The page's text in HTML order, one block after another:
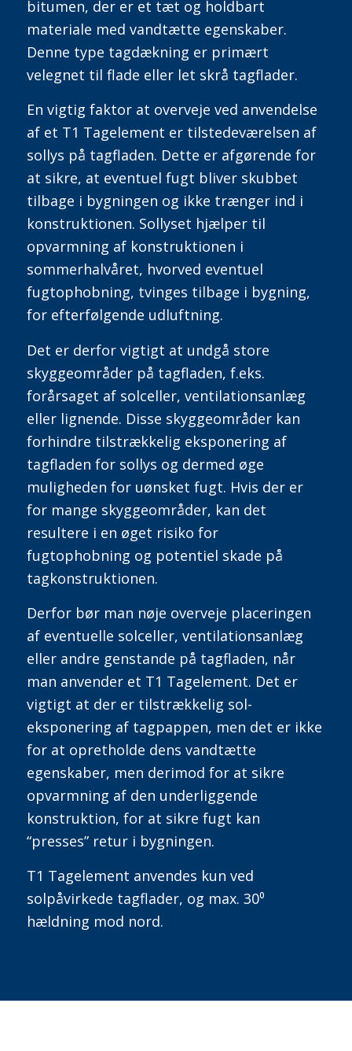
bitumen, der er et tæt og holdbart
materiale med vandtætte egenskaber.
Denne type tagdækning er primært
velegnet til flade eller let skrå tagflader.
En vigtig faktor at overveje ved anvendelse
af et T1 Tagelement er tilstedeværelsen af
sollys på tagfladen. Dette er afgørende for
at sikre, at eventuel fugt bliver skubbet
tilbage i bygningen og ikke trænger ind i
konstruktionen. Sollyset hjælper til
opvarmning af konstruktionen i
sommerhalvåret, hvorved eventuel
fugtophobning, tvinges tilbage i bygning,
for efterfølgende udluftning.
Det er derfor vigtigt at undgå store
skyggeområder på tagfladen, f.eks.
forårsaget af solceller, ventilationsanlæg
eller lignende. Disse skyggeområder kan
forhindre tilstrækkelig eksponering af
tagfladen for sollys og dermed øge
muligheden for uønsket fugt. Hvis der er
for mange skyggeområder, kan det
resultere i en øget risiko for
fugtophobning og potentiel skade på
tagkonstruktionen.
Derfor bør man nøje overveje placeringen
af eventuelle solceller, ventilationsanlæg
eller andre genstande på tagfladen, når
man anvender et T1 Tagelement. Det er
vigtigt at der er tilstrækkelig sol-
eksponering af tagpappen, men det er ikke
for at opretholde dens vandtætte
egenskaber, men derimod for at sikre
opvarmning af den underliggende
konstruktion, for at sikre fugt kan
“presses” retur i bygningen.
T1 Tagelement anvendes kun ved
solpåvirkede tagflader, og max. 30⁰
hældning mod nord.